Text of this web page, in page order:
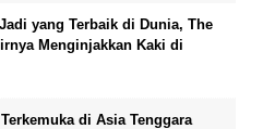
yang Terbaik di Dunia, The
Menginjakkan Kaki di
di Asia Tenggara